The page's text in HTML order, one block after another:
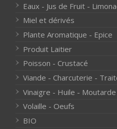
Eaux - Jus de Fruit -
Miel et dérivés
Plante Aromatique - Epice
Produit Laitier
Poisson - Crustacé
Viande - Charcuterie -
Vinaigre - Huile - Moutarde
Volaille - Oeufs
BIO